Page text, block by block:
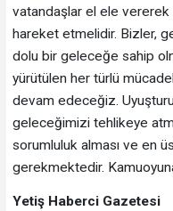
vatandaşlar el ele
hareket etmelidir. Bizler,
dolu bir geleceğe sahip
yürütülen her türlü
devam edeceğiz.
geleceğimizi tehlikeye
sorumluluk alması ve en
gerekmektedir.
Yetiş Haberci Gazetesi